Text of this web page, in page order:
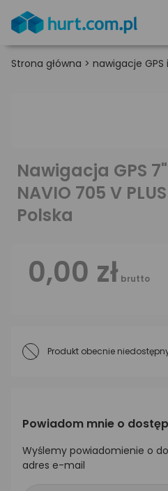
Strona główna > nawigacje GPS
Nawigacja GPS
NAVIO 705 V
Polska
0,00 zł brutto
Produkt obecnie
Powiadom mnie o
Wyślemy powiadomienie o
adres e-mail